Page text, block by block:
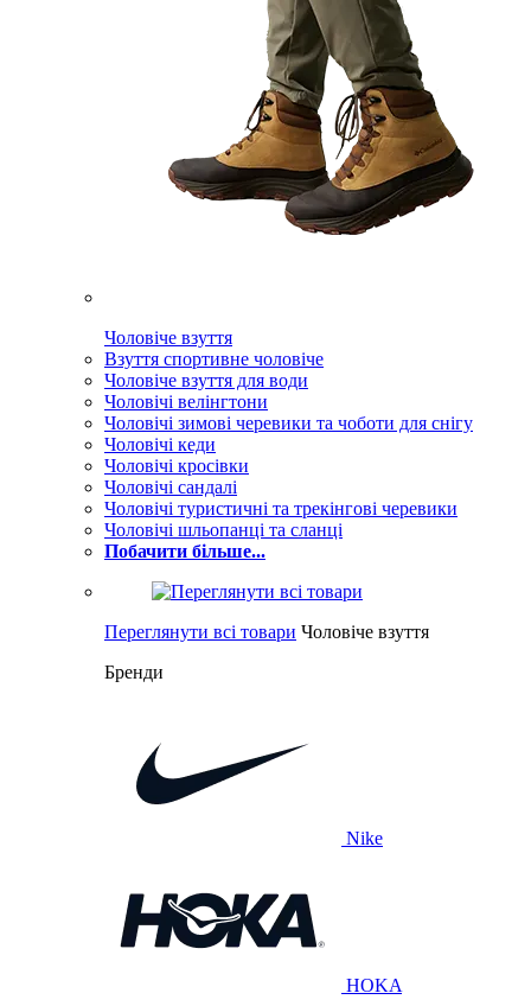
Чоловіче взуття
Взуття спортивне чоловіче
Чоловіче взуття для води
Чоловічі велінгтони
Чоловічі зимові черевики та чоботи для снігу
Чоловічі кеди
Чоловічі кросівки
Чоловічі сандалі
Чоловічі туристичні та трекінгові черевики
Чоловічі шльопанці та сланці
Побачити більше...
Переглянути всі товари Чоловіче взуття
Бренди
Nike
HOKA